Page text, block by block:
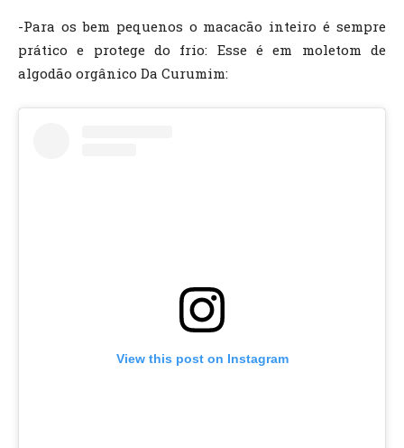
-Para os bem pequenos o macacão inteiro é sempre
prático e protege do frio: Esse é em moletom de
algodão orgânico Da Curumim:
View this post on Instagram